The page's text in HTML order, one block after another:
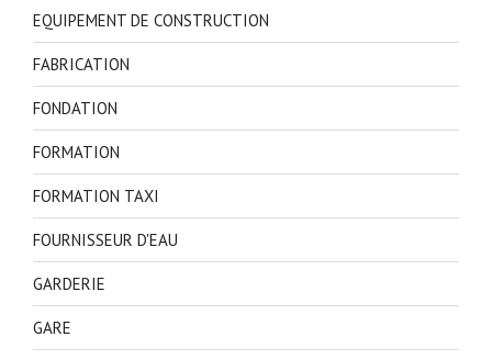
EQUIPEMENT DE CONSTRUCTION
FABRICATION
FONDATION
FORMATION
FORMATION TAXI
FOURNISSEUR D'EAU
GARDERIE
GARE